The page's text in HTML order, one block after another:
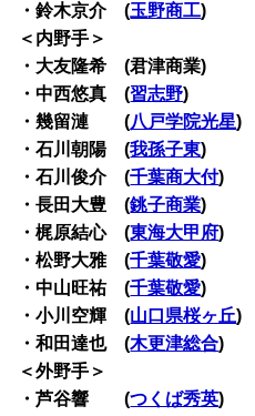
・鈴木京介 (玉野商工)
＜内野手＞
・大友隆希 (君津商業)
・中西悠真 (習志野)
・幾留漣 (八戸学院光星)
・石川朝陽 (我孫子東)
・石川俊介 (千葉商大付)
・長田大豊 (銚子商業)
・梶原結心 (東海大甲府)
・松野大雅 (千葉敬愛)
・中山旺祐 (千葉敬愛)
・小川空輝 (山口県桜ヶ丘)
・和田達也 (木更津総合)
＜外野手＞
・芦谷響 (つくば秀英)